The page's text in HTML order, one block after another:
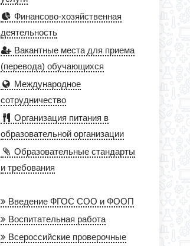
Финансово-хозяйственная
деятельность
Вакантные места для приема
(перевода) обучающихся
Международное
сотрудничество
Организация питания в
образовательной организации
Образовательные стандарты
и требования
Введение ФГОС СОО и ФООП
Воспитательная работа
Всероссийские проверочные